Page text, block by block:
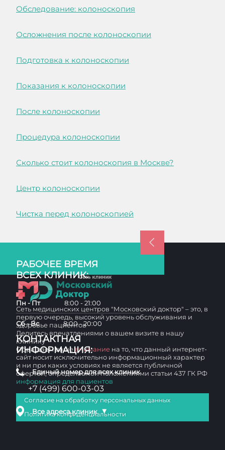
Обследование: колоноскопия
Осложнения после колоноскопии
Подготовка к колоноскопии
Показания к колоноскопии
После колоноскопии
Процедура колоноскопии
Сколько стоит колоноскопия в Москве?
Центр колоноскопии
Чистка перед колоноскопией
РАБОЧЕЕ ВРЕМЯ
ВСЕХ КЛИНИК:
Пн - Пт 8:00 - 21:00
Сб - Вс 8:00 - 20:00
КОНТАКТНАЯ
ИНФОРМАЦИЯ:
Единый номер для всех клиник
+7 (499) 600-03-03
Все адреса клиник ▼
Сеть медицинских центров "Московский доктор" – это, в
первую очередь, высокий уровень обслуживания и
здоровье пациентов
Делитесь впечатлениями о вашем визите в нашу
клинику
Обращаем вашевнимание на то, что данный интернет-
сайт носит исключительно информационный характер
и ни при каких условиях не является публичной
офертой, определяемой положениями статьи 437 ГК РФ
информация для пациентов
Согласие на обработку персональных данных
Политика конфиденциальности